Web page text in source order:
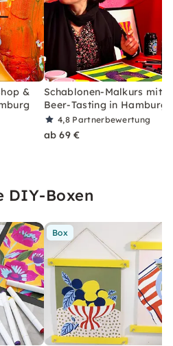
&
Schablonen-Malkurs mit
Beer-Tasting in Hamburg
4,8 Partnerbewertung
ab 69 €
DIY-Boxen
Box